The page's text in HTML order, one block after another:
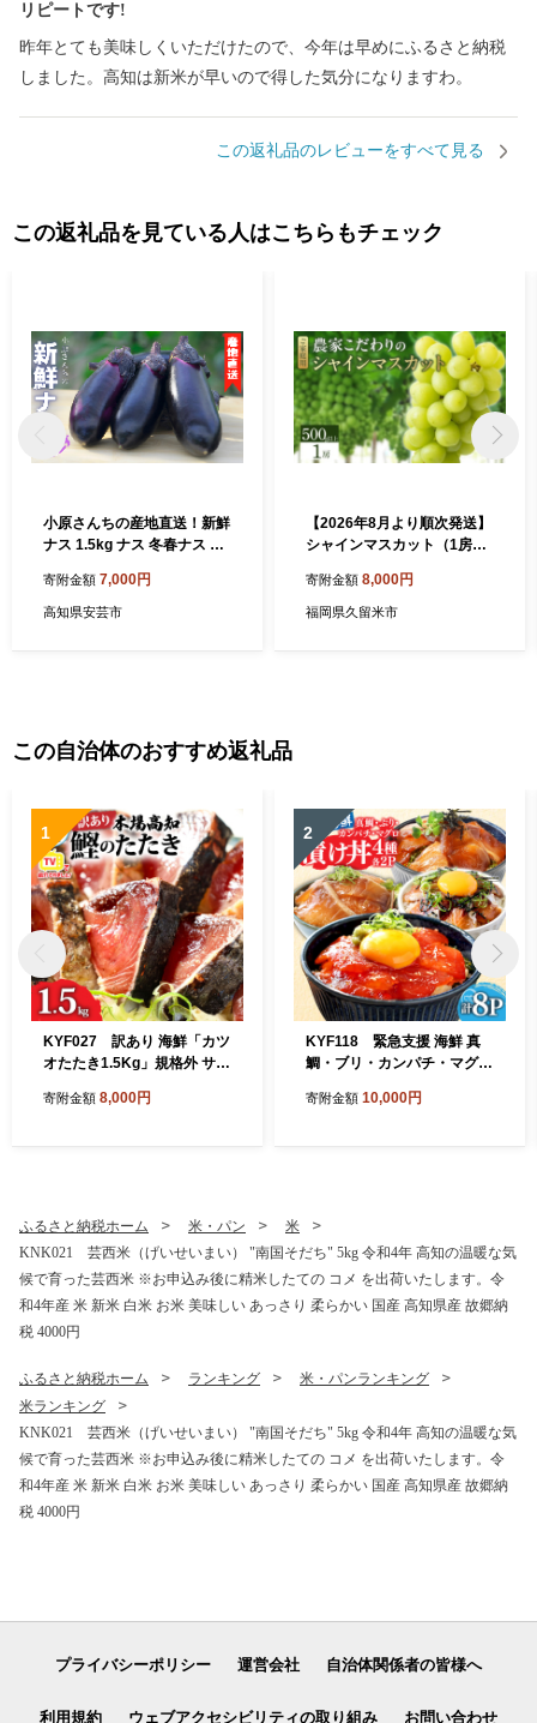
リピートです!
昨年とても美味しくいただけたので、今年は早めにふるさと納税
しました。高知は新米が早いので得した気分になりますわ。
この返礼品のレビューをすべて見る
この返礼品を見ている人はこちらもチェック
小原さんちの産地直送！新鮮
ナス 1.5kg ナス 冬春ナス 高
栽培 エコシステム栽培 環境
配慮 農薬削減 天敵昆虫 冷蔵
寄附金額 7,000円
高知県安芸市
【2026年8月より順次発送】
シャインマスカット（1房：
ット 1房 500g以上 九州 温暖
気候 活かす 農家 こだわり ご
寄附金額 8,000円
福岡県久留米市
この自治体のおすすめ返礼品
1
KYF027 訳あり 海鮮「カツ
オたたき1.5Kg」規格外 サイ
郷納税 ランキング 本場 高
寄附金額 8,000円
2
KYF118 緊急支援 海鮮 真
鯛・ブリ・カンパチ・マグロ
子の真鯛を食べて応援 養殖
寄附金額 10,000円
ふるさと納税ホーム 米・パン
米
KNK021 芸西米（げいせいまい） "南国そだち" 5kg 令和4年 高知の温暖な気
候で育った芸西米 ※お申込み後に精米したての コメ を出荷いたします。令
和4年産 米 新米 白米 お米 美味しい あっさり 柔らかい 国産 高知県産 故郷納
税 4000円
ふるさと納税ホーム ランキング
米・パンランキング
米ランキング
KNK021 芸西米（げいせいまい） "南国そだち" 5kg 令和4年 高知の温暖な気
候で育った芸西米 ※お申込み後に精米したての コメ を出荷いたします。令
和4年産 米 新米 白米 お米 美味しい あっさり 柔らかい 国産 高知県産 故郷納
税 4000円
プライバシーポリシー 運営会社 自治体関係者の皆様へ
利用規約 ウェブアクセシビリティの取り組み お問い合わせ